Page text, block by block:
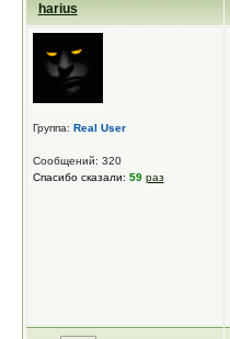
harius
Группа: Real User
Сообщений: 320
Спасибо сказали: 59 раз